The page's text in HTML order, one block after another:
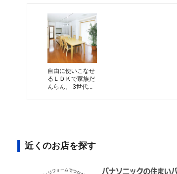
自由に使いこなせ
るＬＤＫで家族だ
んらん。 3世代...
近くのお店を探す